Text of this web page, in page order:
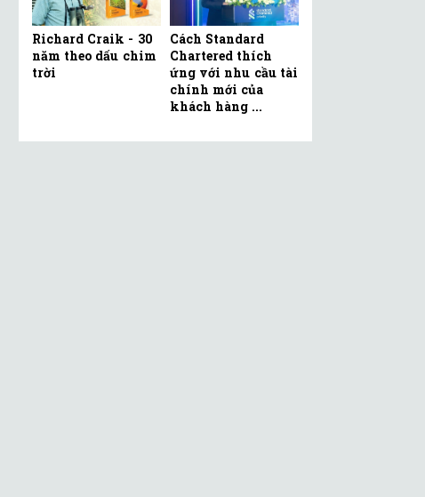
Richard Craik - 30
năm theo dấu chim
trời
Cách Standard
Chartered thích
ứng với nhu cầu tài
chính mới của
khách hàng ...